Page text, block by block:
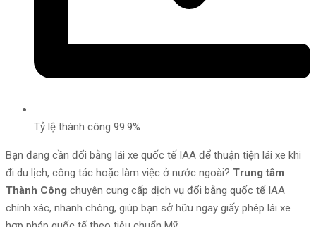
Tỷ lệ thành công 99.9%
Bạn đang cần đổi bằng lái xe quốc tế IAA để thuận tiện lái xe khi
đi du lịch, công tác hoặc làm việc ở nước ngoài? Trung tâm
Thành Công chuyên cung cấp dịch vụ đổi bằng quốc tế IAA
chính xác, nhanh chóng, giúp bạn sở hữu ngay giấy phép lái xe